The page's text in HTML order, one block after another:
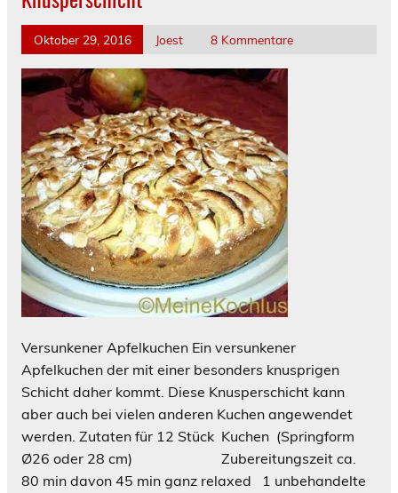
Oktober 29, 2016 Joest 8 Kommentare
Versunkener Apfelkuchen Ein versunkener
Apfelkuchen der mit einer besonders knusprigen
Schicht daher kommt. Diese Knusperschicht kann
aber auch bei vielen anderen Kuchen angewendet
werden. Zutaten für 12 Stück Kuchen (Springform
Ø26 oder 28 cm) Zubereitungszeit ca.
80 min davon 45 min ganz relaxed 1 unbehandelte